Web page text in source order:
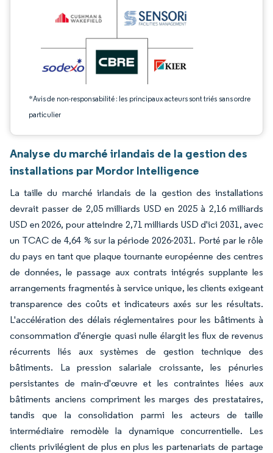
*Avis de non-responsabilité : les principaux acteurs sont triés sans ordre
particulier
Analyse du marché irlandais de la gestion des
installations par Mordor Intelligence
La taille du marché irlandais de la gestion des installations
devrait passer de 2,05 milliards USD en 2025 à 2,16 milliards
USD en 2026, pour atteindre 2,71 milliards USD d'ici 2031, avec
un TCAC de 4,64 % sur la période 2026-2031. Porté par le rôle
du pays en tant que plaque tournante européenne des centres
de données, le passage aux contrats intégrés supplante les
arrangements fragmentés à service unique, les clients exigeant
transparence des coûts et indicateurs axés sur les résultats.
L'accélération des délais réglementaires pour les bâtiments à
consommation d'énergie quasi nulle élargit les flux de revenus
récurrents liés aux systèmes de gestion technique des
bâtiments. La pression salariale croissante, les pénuries
persistantes de main-d'œuvre et les contraintes liées aux
bâtiments anciens compriment les marges des prestataires,
tandis que la consolidation parmi les acteurs de taille
intermédiaire remodèle la dynamique concurrentielle. Les
clients privilégient de plus en plus les partenariats de partage